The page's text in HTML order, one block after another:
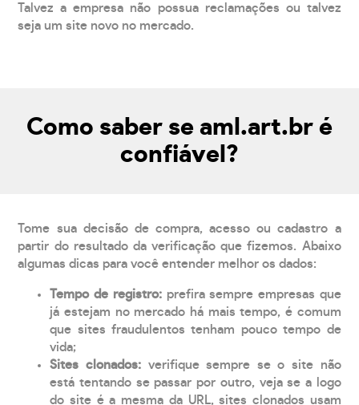
Talvez a empresa não possua reclamações ou talvez
seja um site novo no mercado.
Como saber se aml.art.br é
confiável?
Tome sua decisão de compra, acesso ou cadastro a
partir do resultado da verificação que fizemos. Abaixo
algumas dicas para você entender melhor os dados:
Tempo de registro: prefira sempre empresas que
já estejam no mercado há mais tempo, é comum
que sites fraudulentos tenham pouco tempo de
vida;
Sites clonados: verifique sempre se o site não
está tentando se passar por outro, veja se a logo
do site é a mesma da URL, sites clonados usam